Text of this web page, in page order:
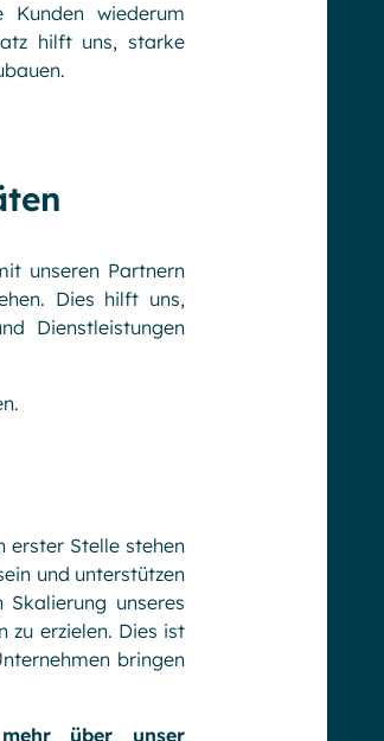
wiederum
hilft uns, starke
unseren Partnern
Dies hilft uns,
Dienstleistungen
erster Stelle stehen
und unterstützen
unseres
zu erzielen. Dies ist
bringen
über unser